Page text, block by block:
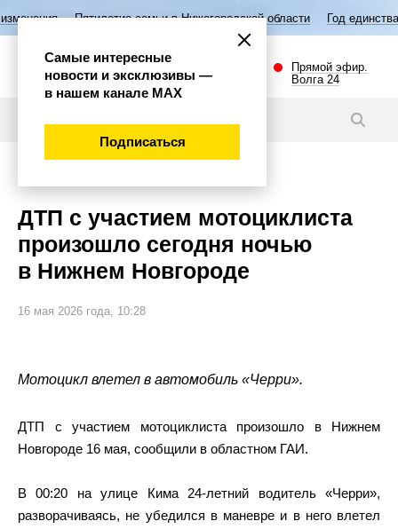
семьи в Нижегородской области Год единства народов России
Прямой эфир.
Волга 24
ДТП с участием мотоциклиста
произошло сегодня ночью
в Нижнем Новгороде
16 мая 2026 года, 10:28
Мотоцикл влетел в автомобиль «Черри».
ДТП с участием мотоциклиста произошло в Нижнем
Новгороде 16 мая, сообщили в областном ГАИ.
В 00:20 на улице Кима 24-летний водитель «Черри»,
разворачиваясь, не убедился в маневре и в него влетел
Самые интересные
новости и эксклюзивы —
в нашем канале МАХ
Подписаться